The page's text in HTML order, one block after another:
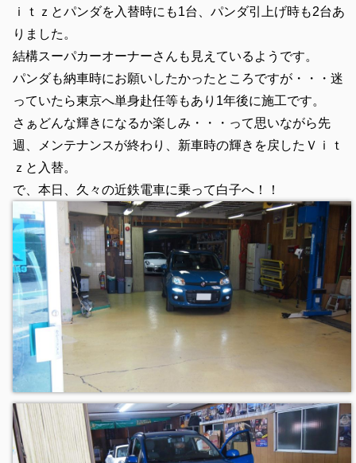
ｉｔｚとパンダを入替時にも1台、パンダ引上げ時も2台あ
りました。
結構スーパカーオーナーさんも見えているようです。
パンダも納車時にお願いしたかったところですが・・・迷
っていたら東京へ単身赴任等もあり1年後に施工です。
さぁどんな輝きになるか楽しみ・・・って思いながら先
週、メンテナンスが終わり、新車時の輝きを戻したＶｉｔ
ｚと入替。
で、本日、久々の近鉄電車に乗って白子へ！！